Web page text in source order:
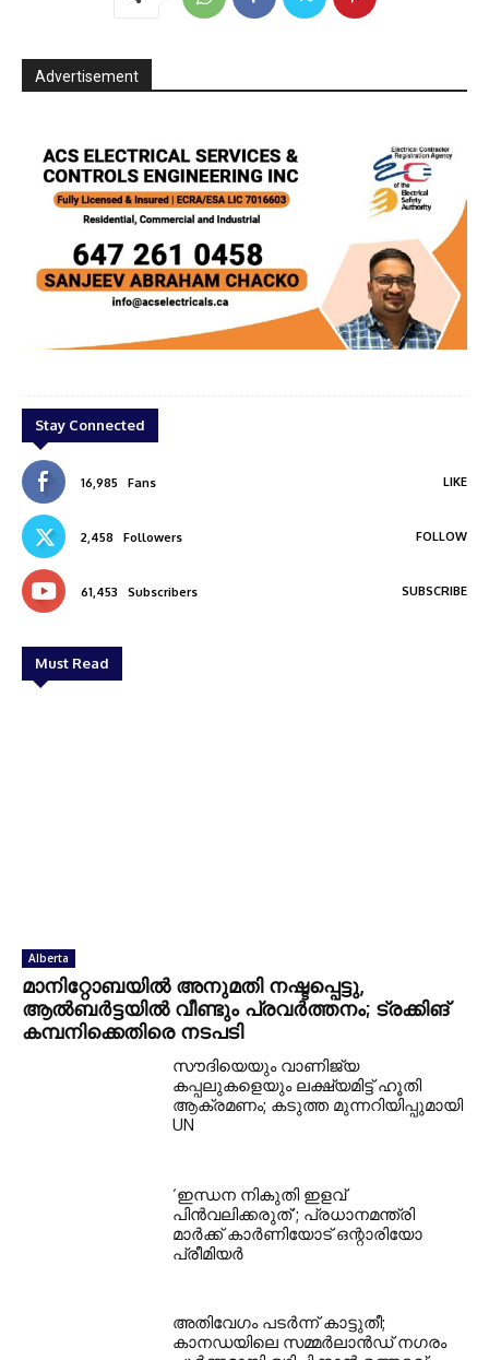
Advertisement
Stay Connected
16,985 Fans LIKE
2,458 Followers FOLLOW
61,453 Subscribers SUBSCRIBE
Must Read
Alberta
മാനിറ്റോബയിൽ അനുമതി നഷ്ടപ്പെട്ടു,
ആൽബർട്ടയിൽ വീണ്ടും പ്രവർത്തനം; ട്രക്കിങ്
കമ്പനിക്കെതിരെ നടപടി
സൗദിയെയും വാണിജ്യ
കപ്പലുകളെയും ലക്ഷ്യമിട്ട് ഹൂതി
ആക്രമണം; കടുത്ത മുന്നറിയിപ്പുമായി
UN
‘ഇന്ധന നികുതി ഇളവ്
പിൻവലിക്കരുത്’; പ്രധാനമന്ത്രി
മാർക്ക് കാർണിയോട് ഒന്റാരിയോ
പ്രീമിയർ
അതിവേഗം പടർന്ന് കാട്ടുതീ;
കാനഡയിലെ സമ്മർലാൻഡ് നഗരം